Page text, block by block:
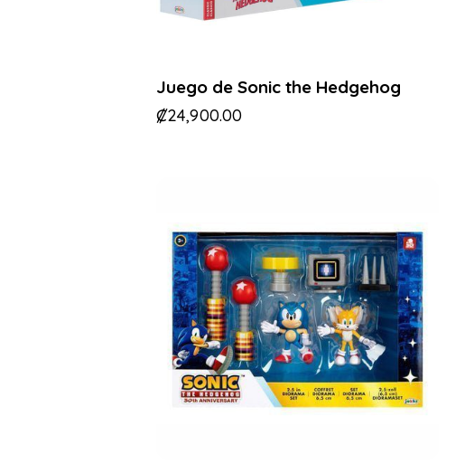
Juego de Sonic the Hedgehog
₡24,900.00